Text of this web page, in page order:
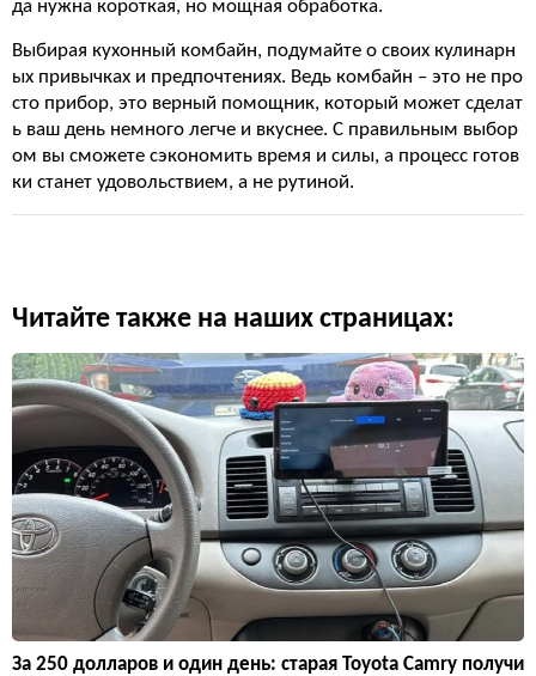
да нужна короткая, но мощная обработка.
Выбирая кухонный комбайн, подумайте о своих кулинарн
ых привычках и предпочтениях. Ведь комбайн – это не про
сто прибор, это верный помощник, который может сделат
ь ваш день немного легче и вкуснее. С правильным выбор
ом вы сможете сэкономить время и силы, а процесс готов
ки станет удовольствием, а не рутиной.
Читайте также на наших страницах:
За 250 долларов и один день: старая Toyota Camry получи